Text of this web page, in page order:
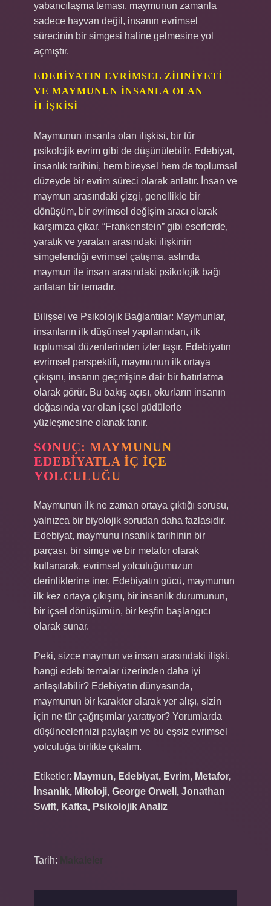
yabancılaşma teması, maymunun zamanla
sadece hayvan değil, insanın evrimsel
sürecinin bir simgesi haline gelmesine yol
açmıştır.
EDEBIYATIN EVRIMSEL ZIHNIYETI
VE MAYMUNUN İNSANLA OLAN
İLIŞKISI
Maymunun insanla olan ilişkisi, bir tür
psikolojik evrim gibi de düşünülebilir. Edebiyat,
insanlık tarihini, hem bireysel hem de toplumsal
düzeyde bir evrim süreci olarak anlatır. İnsan ve
maymun arasındaki çizgi, genellikle bir
dönüşüm, bir evrimsel değişim aracı olarak
karşımıza çıkar. “Frankenstein” gibi eserlerde,
yaratık ve yaratan arasındaki ilişkinin
simgelendiği evrimsel çatışma, aslında
maymun ile insan arasındaki psikolojik bağı
anlatan bir temadır.
Bilişsel ve Psikolojik Bağlantılar: Maymunlar,
insanların ilk düşünsel yapılarından, ilk
toplumsal düzenlerinden izler taşır. Edebiyatın
evrimsel perspektifi, maymunun ilk ortaya
çıkışını, insanın geçmişine dair bir hatırlatma
olarak görür. Bu bakış açısı, okurların insanın
doğasında var olan içsel güdülerle
yüzleşmesine olanak tanır.
SONUÇ: MAYMUNUN
EDEBIYATLA İÇ İÇE
YOLCULUĞU
Maymunun ilk ne zaman ortaya çıktığı sorusu,
yalnızca bir biyolojik sorudan daha fazlasıdır.
Edebiyat, maymunu insanlık tarihinin bir
parçası, bir simge ve bir metafor olarak
kullanarak, evrimsel yolculuğumuzun
derinliklerine iner. Edebiyatın gücü, maymunun
ilk kez ortaya çıkışını, bir insanlık durumunun,
bir içsel dönüşümün, bir keşfin başlangıcı
olarak sunar.
Peki, sizce maymun ve insan arasındaki ilişki,
hangi edebi temalar üzerinden daha iyi
anlaşılabilir? Edebiyatın dünyasında,
maymunun bir karakter olarak yer alışı, sizin
için ne tür çağrışımlar yaratıyor? Yorumlarda
düşüncelerinizi paylaşın ve bu eşsiz evrimsel
yolculuğa birlikte çıkalım.
Etiketler: Maymun, Edebiyat, Evrim, Metafor,
İnsanlık, Mitoloji, George Orwell, Jonathan
Swift, Kafka, Psikolojik Analiz
Tarih: